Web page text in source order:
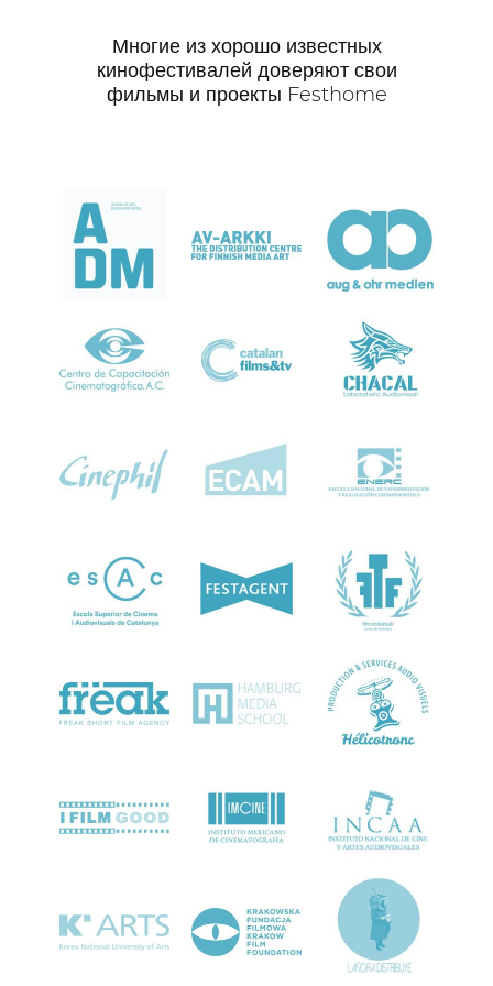
Многие из хорошо известных
кинофестивалей доверяют свои
фильмы и проекты Festhome